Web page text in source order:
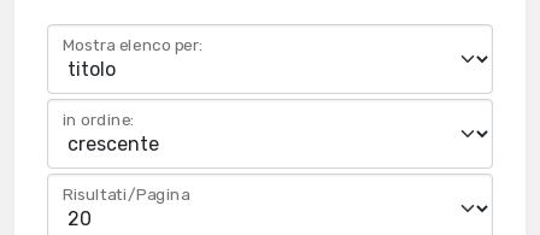
Mostra elenco per:
in ordine:
Risultati/Pagina